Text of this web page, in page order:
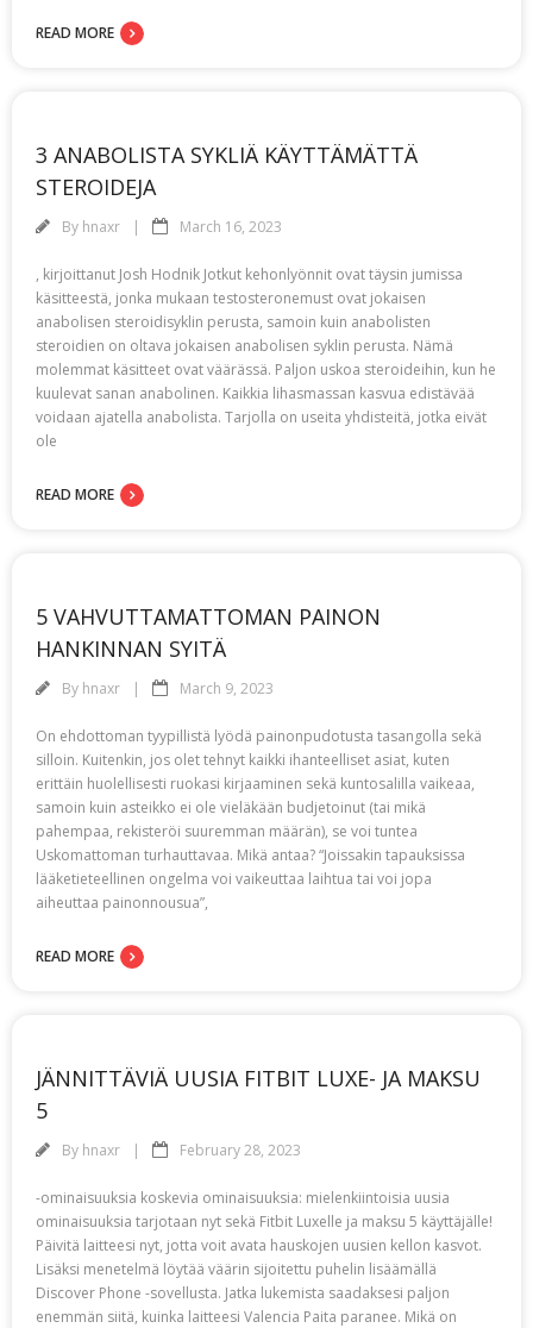
READ MORE
3 ANABOLISTA SYKLIÄ KÄYTTÄMÄTTÄ
STEROIDEJA
By hnaxr March 16, 2023
, kirjoittanut Josh Hodnik Jotkut kehonlyönnit ovat täysin jumissa
käsitteestä, jonka mukaan testosteronemust ovat jokaisen
anabolisen steroidisyklin perusta, samoin kuin anabolisten
steroidien on oltava jokaisen anabolisen syklin perusta. Nämä
molemmat käsitteet ovat väärässä. Paljon uskoa steroideihin, kun he
kuulevat sanan anabolinen. Kaikkia lihasmassan kasvua edistävää
voidaan ajatella anabolista. Tarjolla on useita yhdisteitä, jotka eivät
ole
READ MORE
5 VAHVUTTAMATTOMAN PAINON
HANKINNAN SYITÄ
By hnaxr March 9, 2023
On ehdottoman tyypillistä lyödä painonpudotusta tasangolla sekä
silloin. Kuitenkin, jos olet tehnyt kaikki ihanteelliset asiat, kuten
erittäin huolellisesti ruokasi kirjaaminen sekä kuntosalilla vaikeaa,
samoin kuin asteikko ei ole vieläkään budjetoinut (tai mikä
pahempaa, rekisteröi suuremman määrän), se voi tuntea
Uskomattoman turhauttavaa. Mikä antaa? “Joissakin tapauksissa
lääketieteellinen ongelma voi vaikeuttaa laihtua tai voi jopa
aiheuttaa painonnousua”,
READ MORE
JÄNNITTÄVIÄ UUSIA FITBIT LUXE- JA MAKSU
5
By hnaxr February 28, 2023
-ominaisuuksia koskevia ominaisuuksia: mielenkiintoisia uusia
ominaisuuksia tarjotaan nyt sekä Fitbit Luxelle ja maksu 5 käyttäjälle!
Päivitä laitteesi nyt, jotta voit avata hauskojen uusien kellon kasvot.
Lisäksi menetelmä löytää väärin sijoitettu puhelin lisäämällä
Discover Phone -sovellusta. Jatka lukemista saadaksesi paljon
enemmän siitä, kuinka laitteesi Valencia Paita paranee. Mikä on